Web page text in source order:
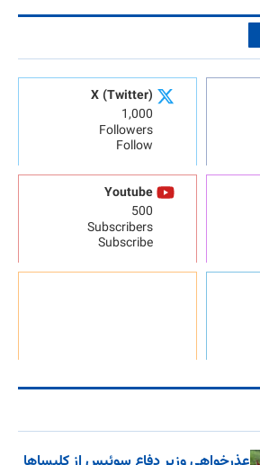
X (Twitter)
1,000
Followers
Follow
Youtube
500
Subscribers
Subscribe